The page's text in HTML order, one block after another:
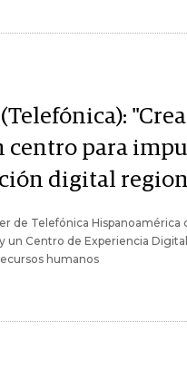
centro para
digital
de Telefónica Hispanoamérica
un Centro de Experiencia
humanos